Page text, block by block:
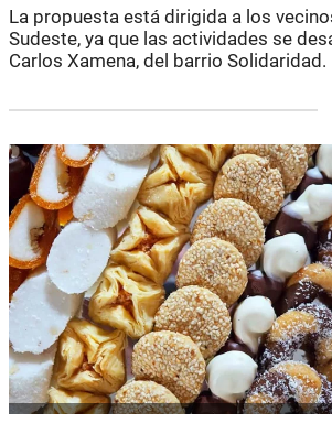
La propuesta está dirigida a los
Sudeste, ya que las actividades se
Carlos Xamena, del barrio Solidaridad.